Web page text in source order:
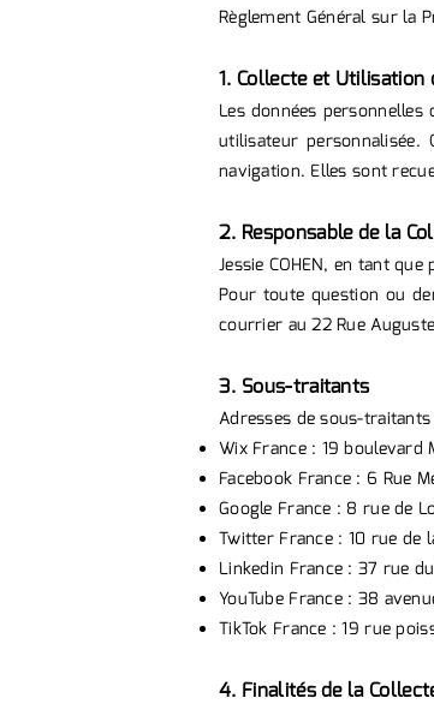
Règlement Général sur la
1. Collecte et Utilisation
Les données
utilisateur
navigation. Elles sont
2. Responsable de la
Jessie COHEN, en tant
Pour toute question ou
courrier au 22 Rue
3. Sous-traitants
Adresses de sous-
Wix France : 19 boulevard
Facebook France : 6 Rue
Google France : 8 rue de
Twitter France : 10 rue de
Linkedin France : 37 rue
YouTube France : 38
TikTok France : 19 rue
4. Finalités de la